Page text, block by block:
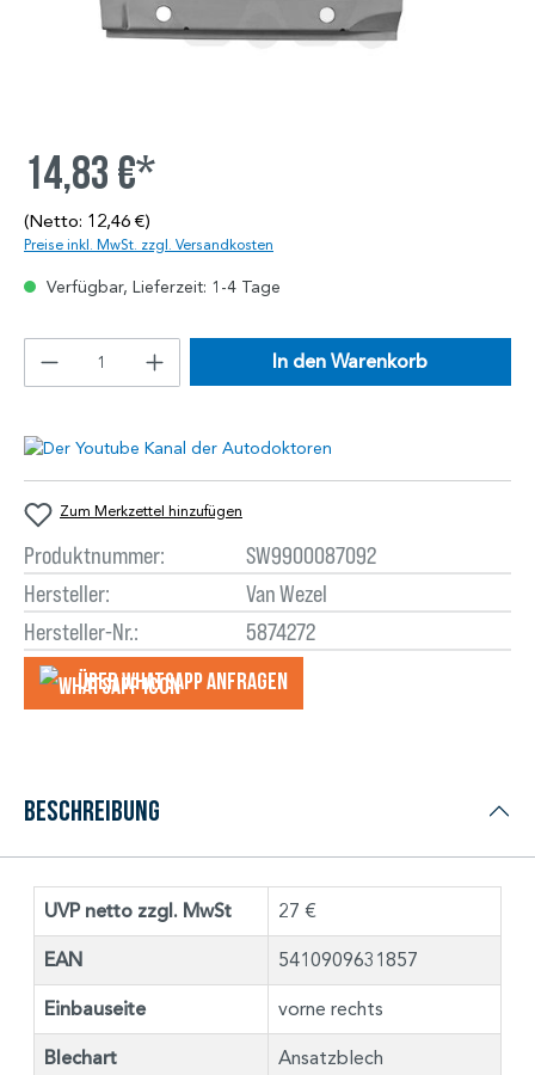
14,83 €*
(Netto: 12,46 €)
Preise inkl. MwSt. zzgl. Versandkosten
Verfügbar, Lieferzeit: 1-4 Tage
In den Warenkorb
Zum Merkzettel hinzufügen
Produktnummer:
SW9900087092
Hersteller:
Van Wezel
Hersteller-Nr.:
5874272
Über WhatsApp anfragеn
Beschreibung
UVP netto zzgl. MwSt 27 €
EAN 5410909631857
Einbauseite vorne rechts
Blechart Ansatzblech